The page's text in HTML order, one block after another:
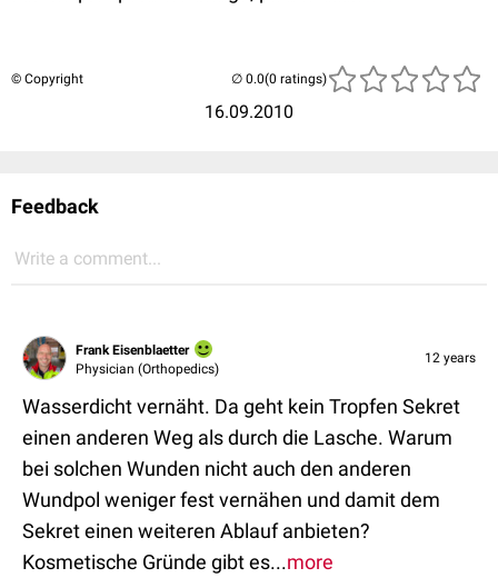
© Copyright
16.09.2010
(0 ratings)
Feedback
Write a comment...
Frank Eisenblaetter
Physician (Orthopedics)
12 years
Wasserdicht vernäht. Da geht kein Tropfen Sekret
einen anderen Weg als durch die Lasche. Warum
bei solchen Wunden nicht auch den anderen
Wundpol weniger fest vernähen und damit dem
Sekret einen weiteren Ablauf anbieten?
Kosmetische Gründe gibt es...more